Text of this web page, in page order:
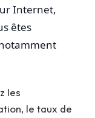
Internet,
êtes
les
le taux de